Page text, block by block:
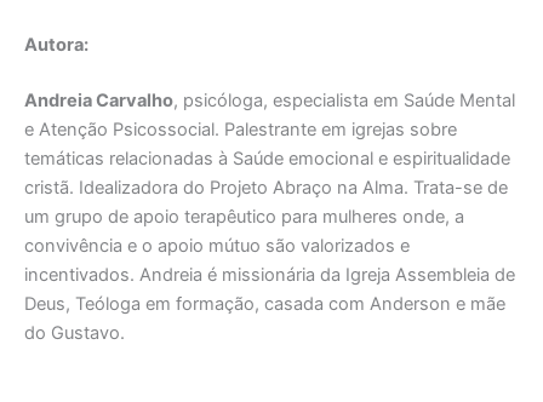
Autora:
Andreia Carvalho, psicóloga, especialista em Saúde Mental
e Atenção Psicossocial. Palestrante em igrejas sobre
temáticas relacionadas à Saúde emocional e espiritualidade
cristã. Idealizadora do Projeto Abraço na Alma. Trata-se de
um grupo de apoio terapêutico para mulheres onde, a
convivência e o apoio mútuo são valorizados e
incentivados. Andreia é missionária da Igreja Assembleia de
Deus, Teóloga em formação, casada com Anderson e mãe
do Gustavo.